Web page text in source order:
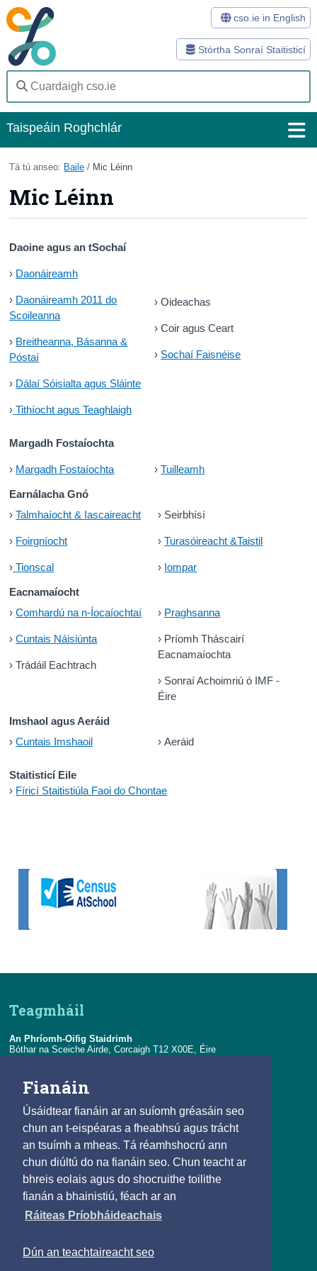
Fianáin
Úsáidtear fianáin ar an suíomh gréasáin seo
chun an t-eispéaras a fheabhsú agus trácht
an tsuímh a mheas. Tá réamhshocrú ann
chun diúltú do na fianáin seo. Chun teacht ar
bhreis eolais agus do shocruithe toilithe
fianán a bhainistiú, féach ar an
Ráiteas Príobháideachais
Dún an teachtaireacht seo
Stórtha Sonraí Staitisticí
cso.ie in English
Taispeáin Roghchlár
Baile
Staitisticí
Stórtha Sonraí
Modhanna
Suirbhéanna
Eolas Fúinn
Daonáireamh
Tá tú anseo: Baile / Mic Léinn
Mic Léinn
Daoine agus an tSochaí
› Daonáireamh
› Daonáireamh 2011 do
Scoileanna
› Breitheanna, Básanna &
Póstaí
› Dálaí Sóisialta agus Sláinte
› Tithíocht agus Teaghlaigh
›Oideachas
›Coir agus Ceart
› Sochaí Faisnéise
Margadh Fostaíochta
› Margadh Fostaíochta ›Tuilleamh
Earnálacha Gnó
›Talmhaíocht & Iascaireacht
› Foirgníocht
› Tionscal
› Seirbhísí
›Turasóireacht &Taistil
› Iompar
Eacnamaíocht
›Comhardú na n-Íocaíochtaí
›Cuntais Náisiúnta
›Trádáil Eachtrach
› Praghsanna
› Príomh Tháscairí
Eacnamaíochta
› Sonraí Achoimriú ó IMF -
Éire
Imshaol agus Aeráid
›Cuntais Imshaoil ›Aeráid
Staitisticí Eile
› Fíricí Staitistiúla Faoi do Chontae
Teagmháil
An Phríomh-Oifig Staidrimh
Bóthar na Sceiche Airde, Corcaigh T12 X00E, Éire
R-phost:
eolas@cso.ie
Naisc
© 2025
Beartas Cóipchirt agus Athúsáide
Saoráil Faisnéise
Inrochtaineacht
Teagmháil